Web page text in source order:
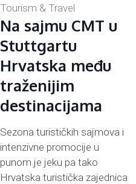
Tourism & Travel
Na sajmu CMT u
Stuttgartu
Hrvatska među
traženijim
destinacijama
Sezona turističkih sajmova i
intenzivne promocije u
punom je jeku pa tako
Hrvatska turistička zajednica